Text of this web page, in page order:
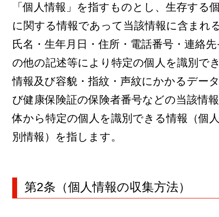
「個人情報」を指すものとし、生存する
に関する情報であって当該情報に含まれ
氏名・生年月日・住所・電話番号・連絡
の他の記述等により特定の個人を識別で
情報及び容貌・指紋・声紋にかかるデー
び健康保険証の保険者番号などの当該情
体から特定の個人を識別できる情報（個
別情報）を指します。
第2条（個人情報の収集方法）